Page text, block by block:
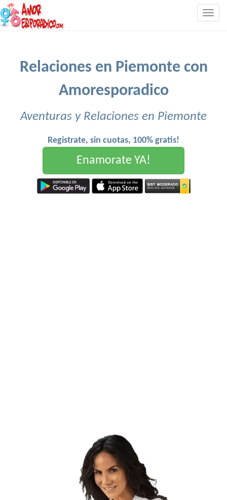
Relaciones en Piemonte con
Amoresporadico
Aventuras y Relaciones en Piemonte
Registrate, sin cuotas, 100% gratis!
Enamorate YA!